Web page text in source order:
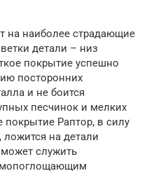
на наиболее страдающие
детали – низ
покрытие успешно
посторонних
и не боится
песчинок и мелких
Раптор, в силу
ложится на детали
служить